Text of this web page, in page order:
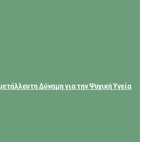
Δύναμη για την Ψυχική Υγεία